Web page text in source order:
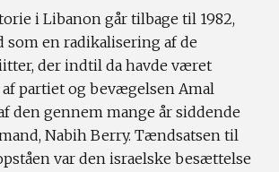
i Libanon går tilbage til 1982,
som en radikalisering af de
der indtil da havde været
partiet og bevægelsen Amal
den gennem mange år siddende
Nabih Berry. Tændsatsen til
var den israelske besættelse